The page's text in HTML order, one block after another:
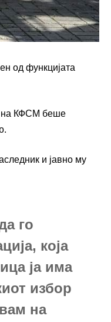
од функцијата
на КФСМ беше
и јавно му
го
која
ја има
избор
на